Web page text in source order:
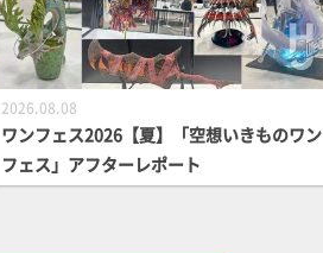
2026.08.08
ワンフェス2026【夏】「空想いきものワン
フェス」アフターレポート